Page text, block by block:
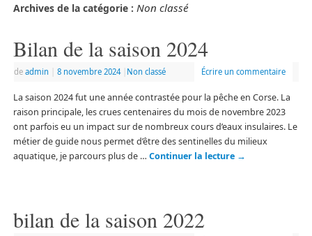
Archives de la catégorie : Non classé
Bilan de la saison 2024
de admin 8 novembre 2024 Non classé Écrire un commentaire
La saison 2024 fut une année contrastée pour la pêche en Corse. La
raison principale, les crues centenaires du mois de novembre 2023
ont parfois eu un impact sur de nombreux cours d’eaux insulaires. Le
métier de guide nous permet d’être des sentinelles du milieux
aquatique, je parcours plus de … Continuer la lecture →
bilan de la saison 2022